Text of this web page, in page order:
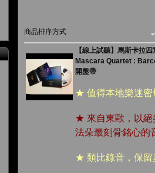
商品排序方式
【線上試聽】馬斯卡拉
Mascara Quartet :
開盤帶
★ 值得本地樂迷密
★ 來自東歐，以絕
法朵最刻 骨銘心的
★ 類比錄音，保留